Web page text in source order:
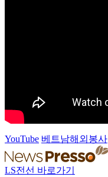
YouTube 베트남해외봉사
LS전선 바로가기